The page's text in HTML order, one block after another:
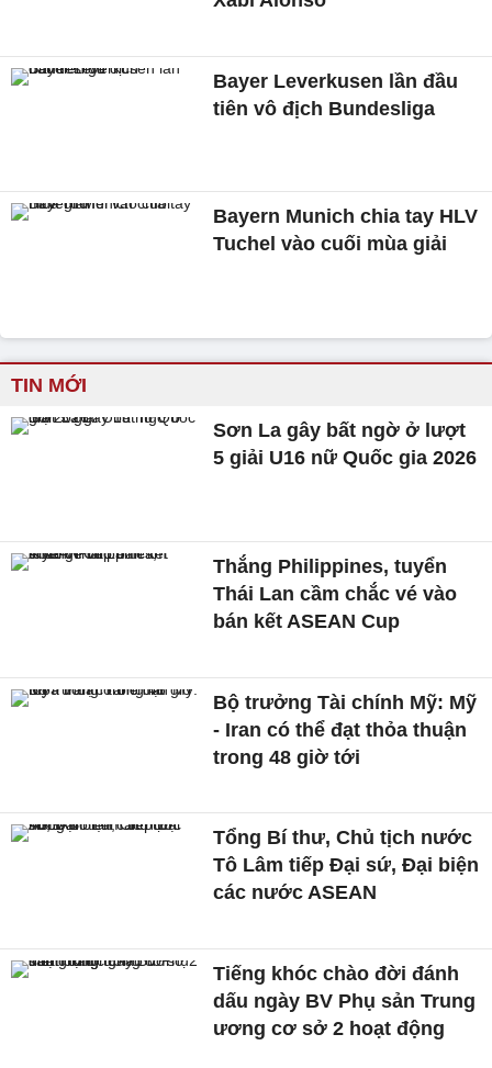
Bayer Leverkusen lần đầu
tiên vô địch Bundesliga
Bayern Munich chia tay HLV
Tuchel vào cuối mùa giải
TIN MỚI
Sơn La gây bất ngờ ở lượt
5 giải U16 nữ Quốc gia 2026
Thắng Philippines, tuyển
Thái Lan cầm chắc vé vào
bán kết ASEAN Cup
Bộ trưởng Tài chính Mỹ: Mỹ
- Iran có thể đạt thỏa thuận
trong 48 giờ tới
Tổng Bí thư, Chủ tịch nước
Tô Lâm tiếp Đại sứ, Đại biện
các nước ASEAN
Tiếng khóc chào đời đánh
dấu ngày BV Phụ sản Trung
ương cơ sở 2 hoạt động